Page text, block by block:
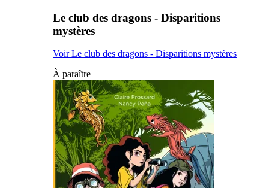
Le club des dragons - Disparitions
mystères
Voir Le club des dragons - Disparitions mystères
À paraître